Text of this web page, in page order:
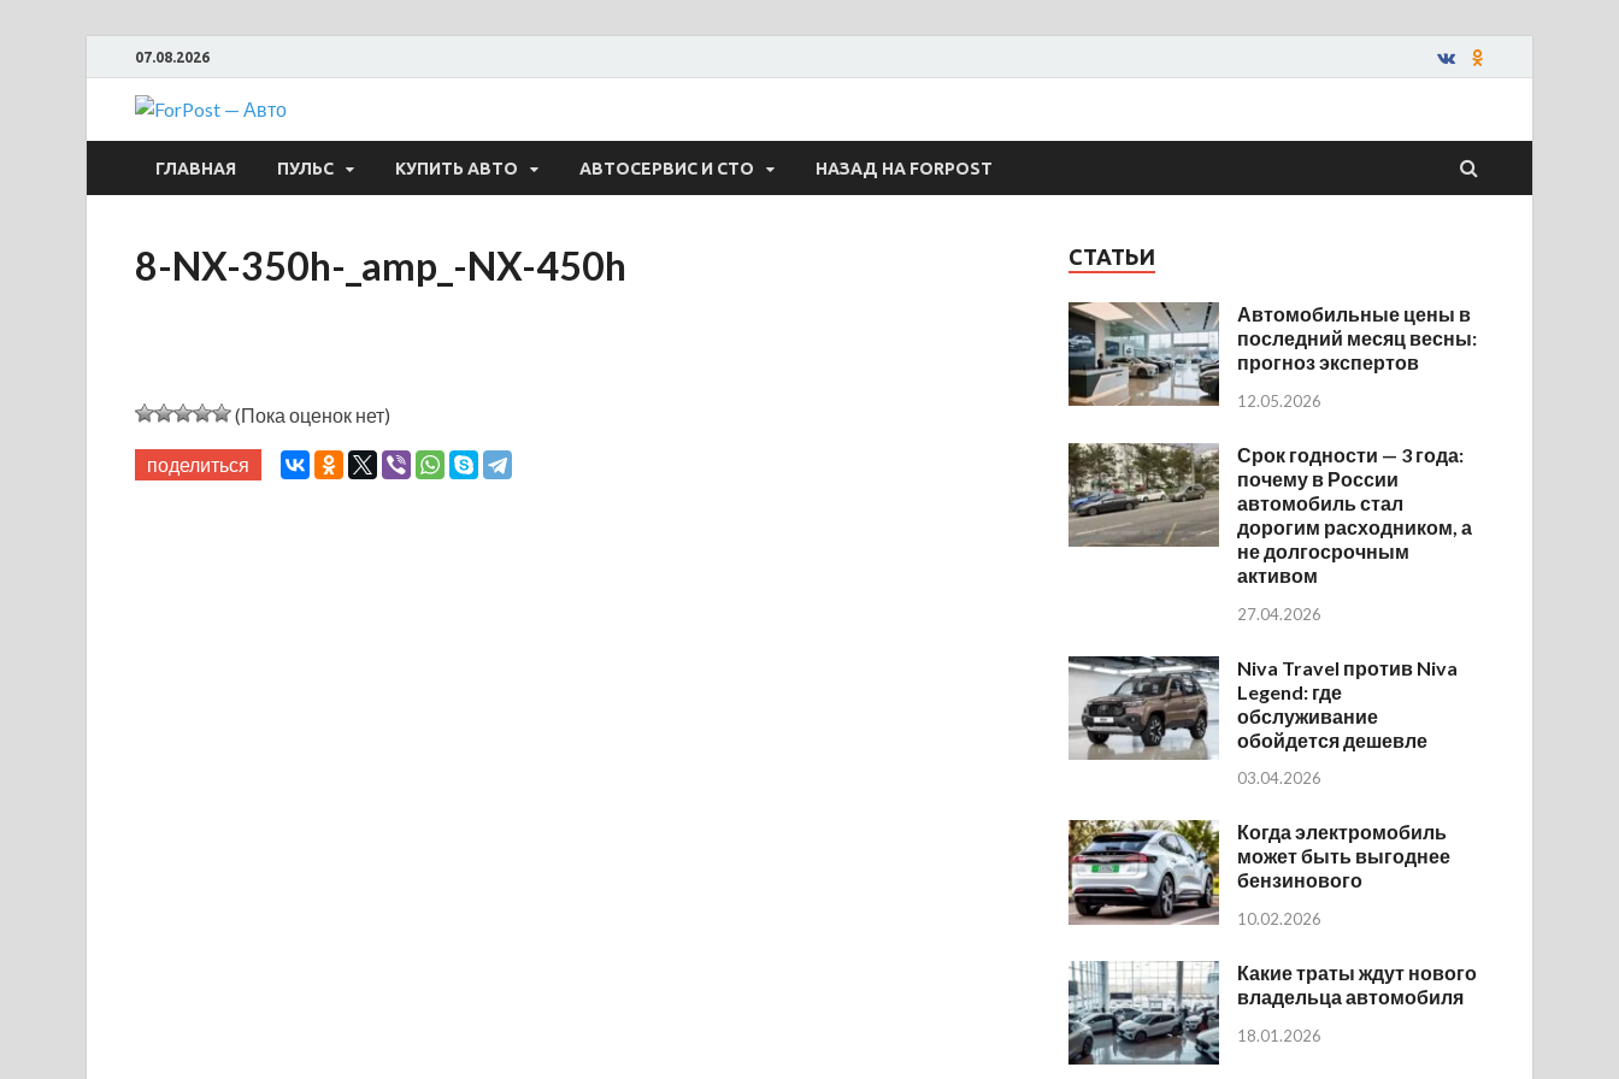
07.08.2026
ForPost — Авто
ГЛАВНАЯ ПУЛЬС КУПИТЬ АВТО АВТОСЕРВИС И СТО НАЗАД НА FORPOST
8-NX-350h-_amp_-NX-450h
(Пока оценок нет)
поделиться
СТАТЬИ
Автомобильные цены в
последний месяц весны:
прогноз экспертов
12.05.2026
Срок годности — 3 года:
почему в России
автомобиль стал
дорогим расходником, а
не долгосрочным
активом
27.04.2026
Niva Travel против Niva
Legend: где
обслуживание
обойдется дешевле
03.04.2026
Когда электромобиль
может быть выгоднее
бензинового
10.02.2026
Какие траты ждут нового
владельца автомобиля
18.01.2026